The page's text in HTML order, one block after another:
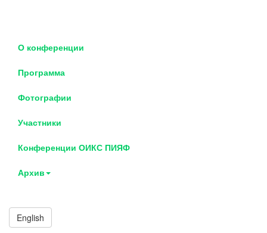
О конференции
Программа
Фотографии
Участники
Конференции ОИКС ПИЯФ
Архив
English